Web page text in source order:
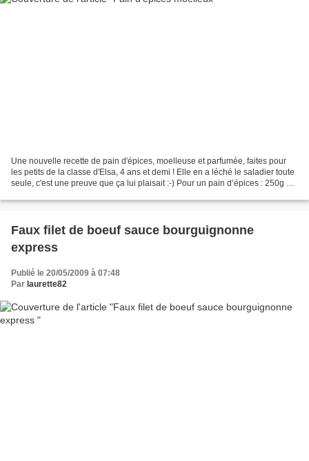
Une nouvelle recette de pain d'épices, moelleuse et parfumée, faites pour
les petits de la classe d'Elsa, 4 ans et demi ! Elle en a léché le saladier toute
seule, c'est une preuve que ça lui plaisait :-) Pour un pain d’épices : 250g de
Faux filet de boeuf sauce bourguignonne
express
Publié le 20/05/2009 à 07:48
Par laurette82